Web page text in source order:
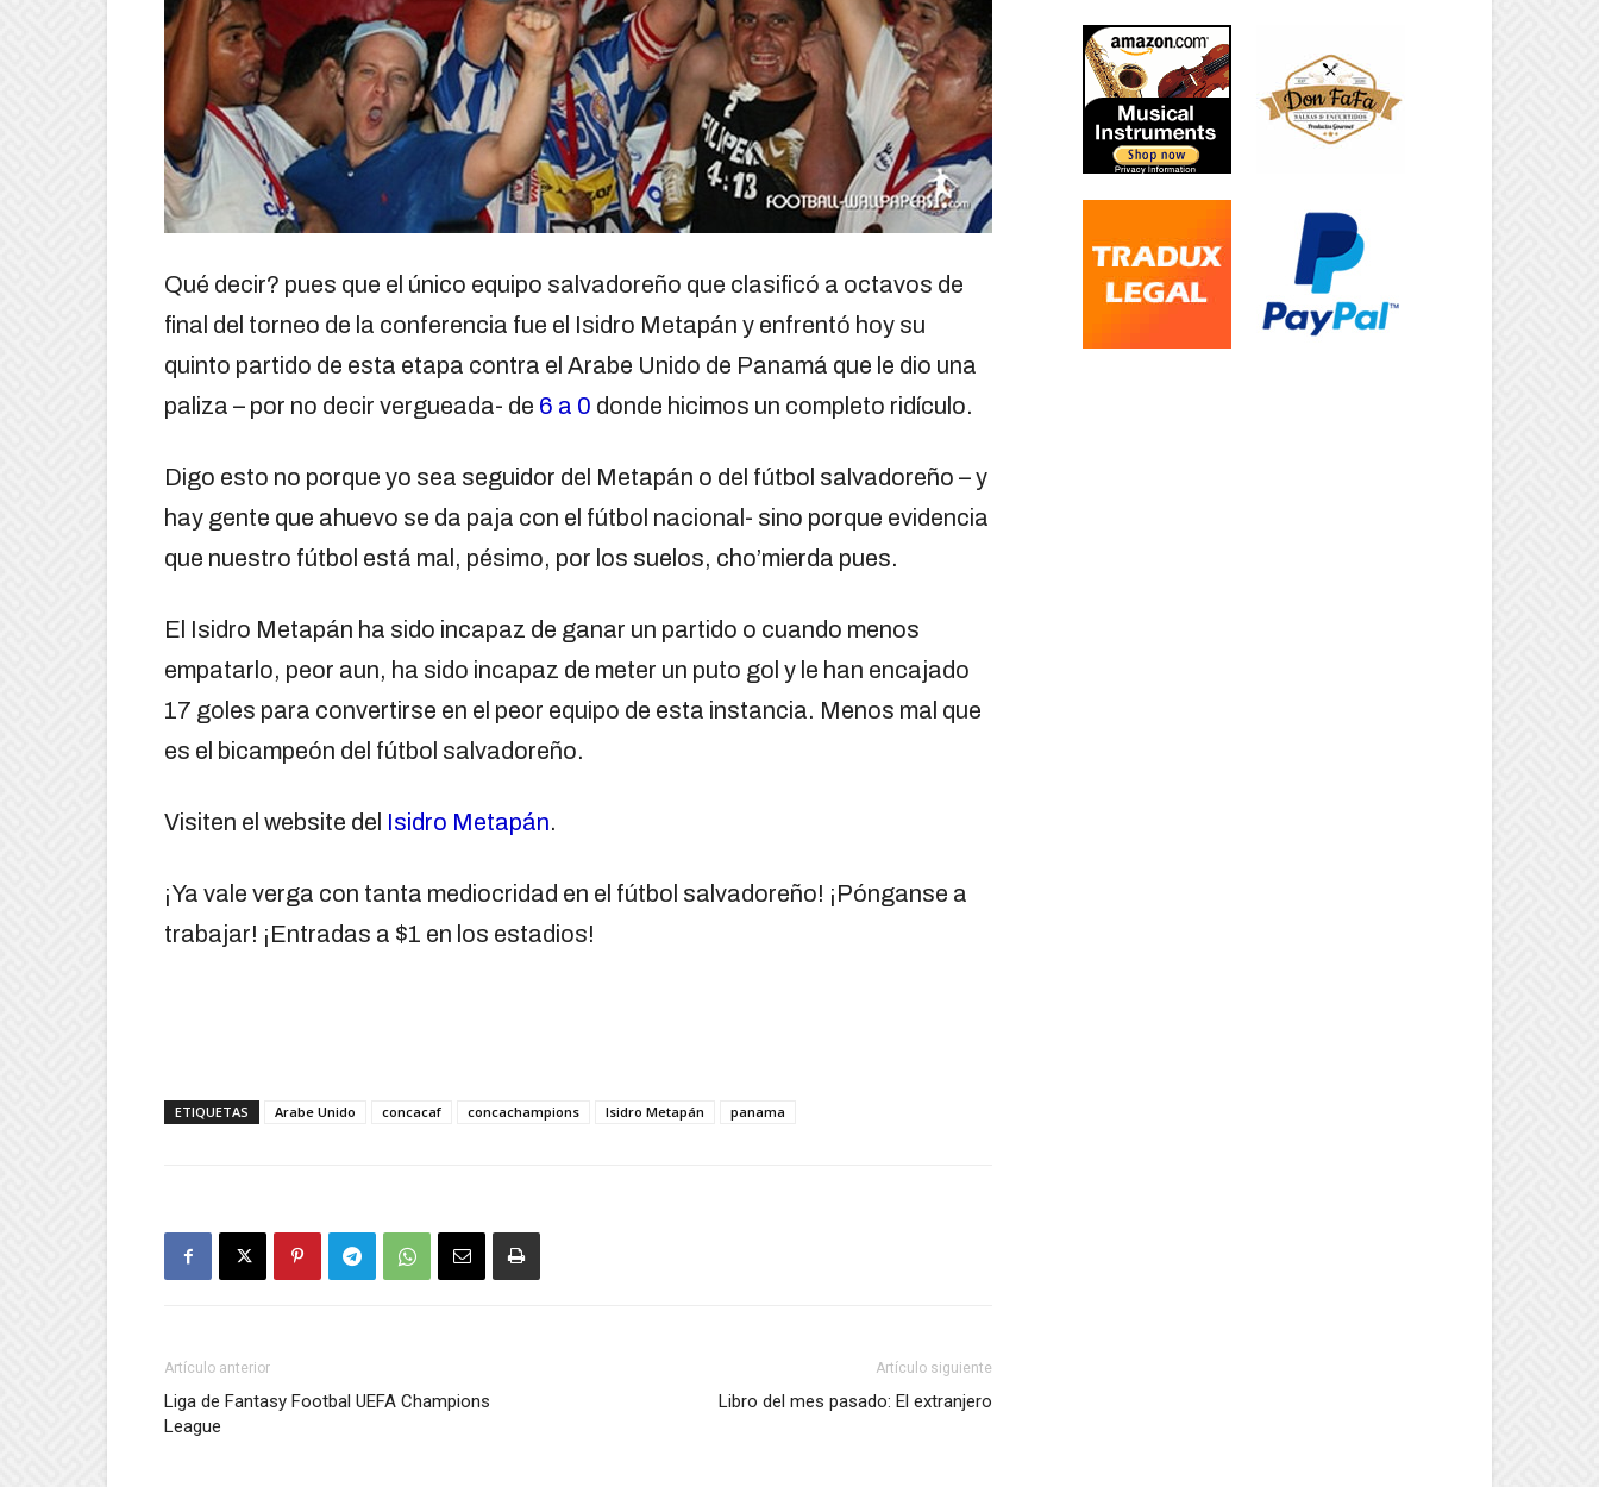
Qué decir? pues que el único equipo salvadoreño que clasificó a octavos de
final del torneo de la conferencia fue el Isidro Metapán y enfrentó hoy su
quinto partido de esta etapa contra el Arabe Unido de Panamá que le dio una
paliza – por no decir vergueada- de 6 a 0 donde hicimos un completo ridículo.
Digo esto no porque yo sea seguidor del Metapán o del fútbol salvadoreño – y
hay gente que ahuevo se da paja con el fútbol nacional- sino porque evidencia
que nuestro fútbol está mal, pésimo, por los suelos, cho’mierda pues.
El Isidro Metapán ha sido incapaz de ganar un partido o cuando menos
empatarlo, peor aun, ha sido incapaz de meter un puto gol y le han encajado
17 goles para convertirse en el peor equipo de esta instancia. Menos mal que
es el bicampeón del fútbol salvadoreño.
Visiten el website del Isidro Metapán.
¡Ya vale verga con tanta mediocridad en el fútbol salvadoreño! ¡Pónganse a
trabajar! ¡Entradas a $1 en los estadios!
ETIQUETAS Arabe Unido concacaf concachampions Isidro Metapán panama
Artículo anterior
Liga de Fantasy Footbal UEFA Champions
League
Artículo siguiente
Libro del mes pasado: El extranjero